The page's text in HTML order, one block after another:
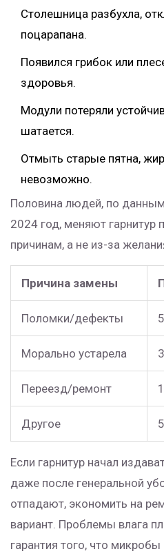
Столешница разбухла,
поцарапана.
Появился грибок или
здоровья.
Модули потеряли
шатается.
Отмыть старые пятна,
невозможно.
Половина людей, по
2024 год, меняют гарнитур
причинам, а не из-за
Причина замены
Поломки/дефекты
Морально устарела
Переезд/ремонт
Другое
Если гарнитур начал
даже после генеральной
отпадают, экономить на
вариант. Проблемы влага
гарантия того, что